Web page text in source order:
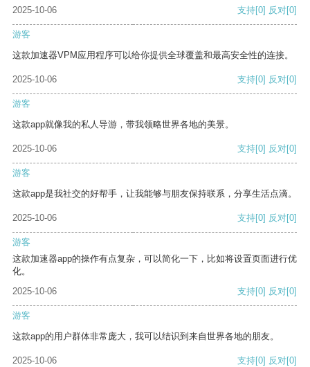
2025-10-06
支持[0] 反对[0]
游客
这款加速器VPM应用程序可以给你提供全球覆盖和最高安全性的连接。
2025-10-06 支持[0] 反对[0]
游客
这款app就像我的私人导游，带我领略世界各地的美景。
2025-10-06 支持[0] 反对[0]
游客
这款app是我社交的好帮手，让我能够与朋友保持联系，分享生活点滴。
2025-10-06 支持[0] 反对[0]
游客
这款加速器app的操作有点复杂，可以简化一下，比如将设置页面进行优
化。
2025-10-06
支持[0] 反对[0]
游客
这款app的用户群体非常庞大，我可以结识到来自世界各地的朋友。
2025-10-06 支持[0] 反对[0]